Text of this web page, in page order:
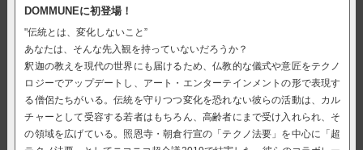
DOMMUNEに初登場！
"伝統とは、変化しないこと”
あなたは、そんな先入観を持っていないだろうか？
釈迦の教えを現代の世界にも届けるため、仏教的な儀式や意匠をテクノ
ロジーでアップデートし、アート・エンターテインメントの形で表現す
る僧侶たちがいる。伝統を守りつつ変化を恐れない彼らの活動は、カル
チャーとして受容する若者はもちろん、高齢者にまで受け入れられ、そ
の領域を広げている。照恩寺・朝倉行宣の「テクノ法要」を中心に「超